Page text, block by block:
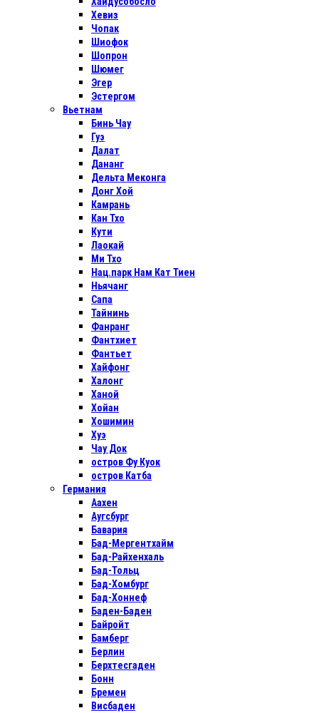
Хевиз
Чопак
Шиофок
Шопрон
Шюмег
Эгер
Эстергом
Вьетнам
Бинь Чау
Гуэ
Далат
Дананг
Дельта Меконга
Донг Хой
Камрань
Кан Тхо
Кути
Лаокай
Ми Тхо
Нац.парк Нам Кат Тиен
Ньячанг
Сапа
Тайнинь
Фанранг
Фантхиет
Фантьет
Хайфонг
Халонг
Ханой
Хойан
Хошимин
Хуэ
Чау Док
остров Фу Куок
остров Катба
Германия
Аахен
Аугсбург
Бавария
Бад-Мергентхайм
Бад-Райхенхаль
Бад-Тольц
Бад-Хомбург
Бад-Хоннеф
Баден-Баден
Байройт
Бамберг
Берлин
Берхтесгаден
Бонн
Бремен
Висбаден